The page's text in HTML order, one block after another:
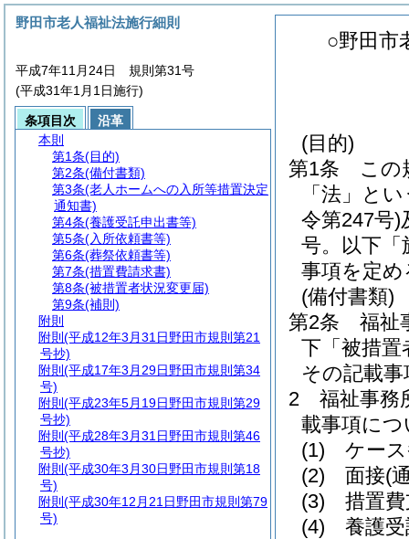
○野田市
(目的)
第1条
この
「法」と
令第247号)
号。以下「
事項を定
(備付書類)
第2条
福祉
下「被措置
その記載
2
福祉事務
載事項に
(1)
ケー
(2)
面接(
(3)
措置
(4)
養護
野田市老人福祉法施行細則
平成7年11月24日 規則第31号
(平成31年1月1日施行)
条項目次
沿革
本則
第1条(目的)
第2条(備付書類)
第3条(老人ホームへの入所等措置決定
通知書)
第4条(養護受託申出書等)
第5条(入所依頼書等)
第6条(葬祭依頼書等)
第7条(措置費請求書)
第8条(被措置者状況変更届)
第9条(補則)
附則
附則 (平成12年3月31日野田市規則第21
号抄)
附則 (平成17年3月29日野田市規則第34
号)
附則 (平成23年5月19日野田市規則第29
号抄)
附則 (平成28年3月31日野田市規則第46
号抄)
附則 (平成30年3月30日野田市規則第18
号)
附則 (平成30年12月21日野田市規則第79
号)